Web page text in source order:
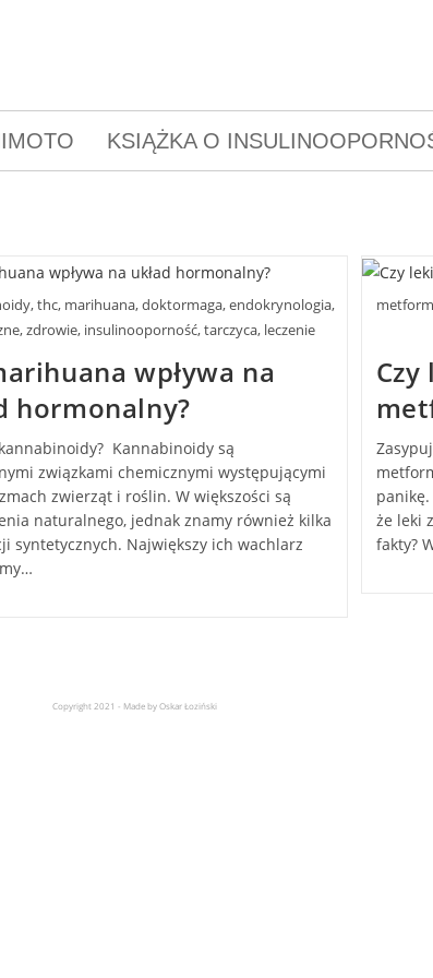
KSIĄŻKA O
thc, marihuana, doktormaga, endokrynologia,
zdrowie, insulinooporność, tarczyca, leczenie
wpływa na
hormonalny?
Kannabinoidy są
związkami chemicznymi występującymi
zwierząt i roślin. W większości są
naturalnego, jednak znamy również kilka
syntetycznych. Największy ich wachlarz
że leki
fakty?
Copyright 2021 - Made by Oskar Łoziński